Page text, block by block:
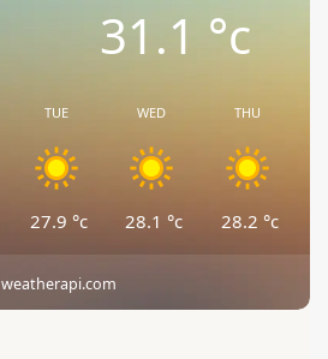
31.1°c
TUE
27.9 °c
WED
28.1 °c
THU
28.2 °c
weatherapi.com